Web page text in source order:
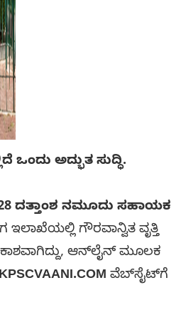
ಒಂದು ಅದ್ಭುತ ಸುದ್ಧಿ.
ದತ್ತಾಂಶ ನಮೂದು ಸಹಾಯಕ
ಗೌರವಾನ್ವಿತ ವೃತ್ತಿ
ಆನ್‌ಲೈನ್ ಮೂಲಕ
KPSCVAANI.COM ವೆಬ್‌ಸೈಟ್‌ಗೆ